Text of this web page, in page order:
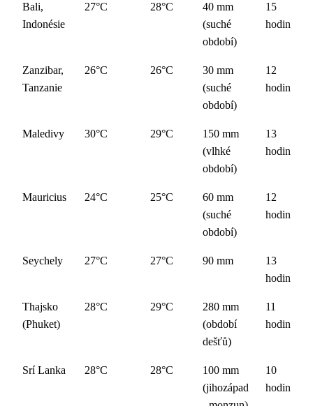
Bali,
Indonésie
27°C 28°C
40 mm
(suché
období)
15
hodin
Zanzibar,
Tanzanie
26°C 26°C
30 mm
(suché
období)
12
hodin
Maledivy 30°C 29°C
150 mm
(vlhké
období)
13
hodin
Mauricius 24°C 25°C
60 mm
(suché
období)
12
hodin
Seychely 27°C 27°C 90 mm
13
hodin
Thajsko
(Phuket)
28°C 29°C
280 mm
(období
dešťů)
11
hodin
Srí Lanka 28°C 28°C
100 mm
(jihozápad
10
hodin